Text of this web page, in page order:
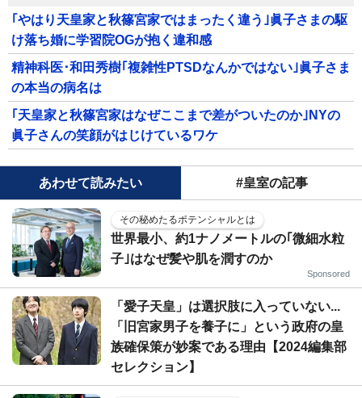
｢やはり天皇家と秋篠宮家ではまったく違う｣眞子さまの駆
け落ち婚に学習院OGが抱く違和感
精神科医･和田秀樹｢複雑性PTSDなんかではない｣眞子さま
の本当の病名は
｢天皇家と秋篠宮家はなぜここまで差がついたのか｣NYの
眞子さんの笑顔がはじけているワケ
あわせて読みたい #皇室の記事
その秘めたるポテンシャルとは
世界最小、約1ナノメートルの｢微細水粒
子｣はなぜ髪や肌を潤すのか
Sponsored
「愛子天皇」は選択肢に入っていない...
「旧宮家男子を養子に」という政府の皇
族確保策が妙案である理由【2024編集部
セレクション】